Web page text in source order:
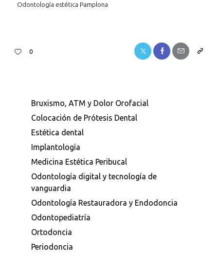
Odontología estética Pamplona
0
Bruxismo, ATM y Dolor Orofacial
Colocación de Prótesis Dental
Estética dental
Implantología
Medicina Estética Peribucal
Odontología digital y tecnología de
vanguardia
Odontología Restauradora y Endodoncia
Odontopediatría
Ortodoncia
Periodoncia